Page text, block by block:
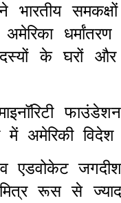
के घरों
अमेरिकी
एडवोकेट जगदीश
रूस से